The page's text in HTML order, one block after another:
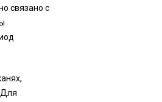
связано с
Для